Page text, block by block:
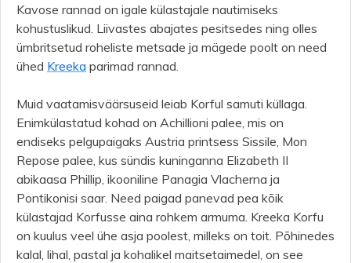
Kavose rannad on igale külastajale nautimiseks
kohustuslikud. Liivastes abajates pesitsedes ning olles
ümbritsetud roheliste metsade ja mägede poolt on need
ühed Kreeka parimad rannad.
Muid vaatamisväärsuseid leiab Korful samuti küllaga.
Enimkülastatud kohad on Achillioni palee, mis on
endiseks pelgupaigaks Austria printsess Sissile, Mon
Repose palee, kus sündis kuninganna Elizabeth II
abikaasa Phillip, ikooniline Panagia Vlacherna ja
Pontikonisi saar. Need paigad panevad pea kõik
külastajad Korfusse aina rohkem armuma. Kreeka Korfu
on kuulus veel ühe asja poolest, milleks on toit. Põhinedes
kalal, lihal, pastal ja kohalikel maitsetaimedel, on see